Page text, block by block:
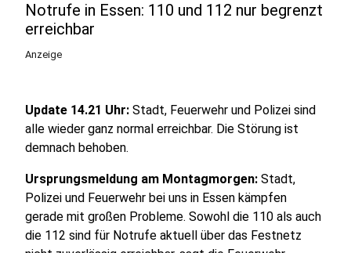
Notrufe in Essen: 110 und 112 nur begrenzt
erreichbar
Anzeige
Update 14.21 Uhr: Stadt, Feuerwehr und Polizei sind
alle wieder ganz normal erreichbar. Die Störung ist
demnach behoben.
Ursprungsmeldung am Montagmorgen: Stadt,
Polizei und Feuerwehr bei uns in Essen kämpfen
gerade mit großen Probleme. Sowohl die 110 als auch
die 112 sind für Notrufe aktuell über das Festnetz